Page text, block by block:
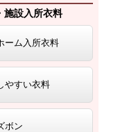
施設入所衣料
ーム入所衣料
やすい衣料
ボン